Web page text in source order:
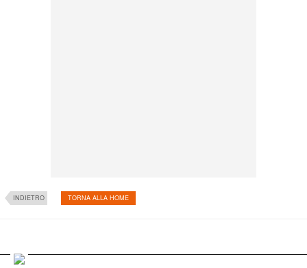
INDIETRO TORNA ALLA HOME